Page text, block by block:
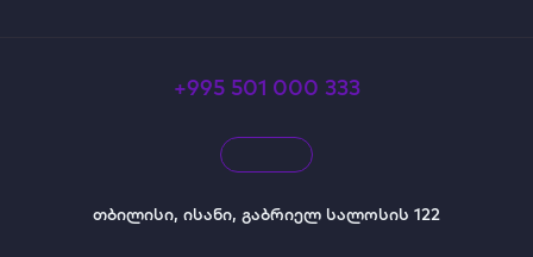
+995 501 000 333
თბილისი, ისანი, გაბრიელ სალოსის 122